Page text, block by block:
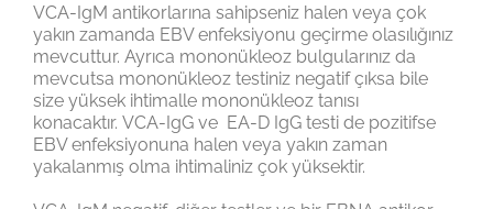
VCA-IgM antikorlarına sahipseniz halen veya çok
yakın zamanda EBV enfeksiyonu geçirme olasılığınız
mevcuttur. Ayrıca mononükleoz bulgularınız da
mevcutsa mononükleoz testiniz negatif çıksa bile
size yüksek ihtimalle mononükleoz tanısı
konacaktır. VCA-IgG ve EA-D IgG testi de pozitifse
EBV enfeksiyonuna halen veya yakın zaman
yakalanmış olma ihtimaliniz çok yüksektir.